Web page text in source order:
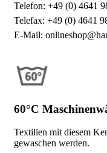
Telefon: +49 (0) 4641
Telefax: +49 (0) 4641
E-Mail:
60°C
Textilien mit diesem
gewaschen werden.